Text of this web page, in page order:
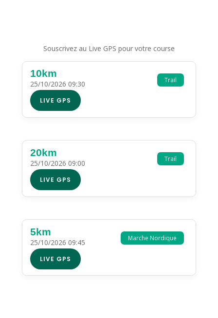
Souscrivez au Live GPS pour votre course
Trail
10km
25/10/2026 09:30
LIVE GPS
Trail
20km
25/10/2026 09:00
LIVE GPS
Marche Nordique
5km
25/10/2026 09:45
LIVE GPS